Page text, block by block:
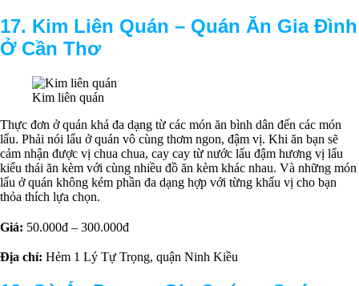
17. Kim Liên Quán – Quán Ăn Gia Đình
Ở Cần Thơ
Kim liên quán
Thực đơn ở quán khá đa dạng từ các món ăn bình dân đến các món
lẩu. Phải nói lẩu ở quán vô cùng thơm ngon, đậm vị. Khi ăn bạn sẽ
cảm nhận được vị chua chua, cay cay từ nước lẩu đậm hương vị lẩu
kiểu thái ăn kèm với cùng nhiều đồ ăn kèm khác nhau. Và những món
lẩu ở quán không kém phần đa dạng hợp với từng khẩu vị cho bạn
thỏa thích lựa chọn.
Giá: 50.000đ – 300.000đ
Địa chỉ: Hẻm 1 Lý Tự Trọng, quận Ninh Kiều